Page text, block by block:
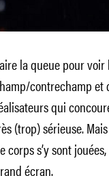
la queue pour
contrechamp et
qui
(trop) sérieuse.
corps s’y sont
écran.